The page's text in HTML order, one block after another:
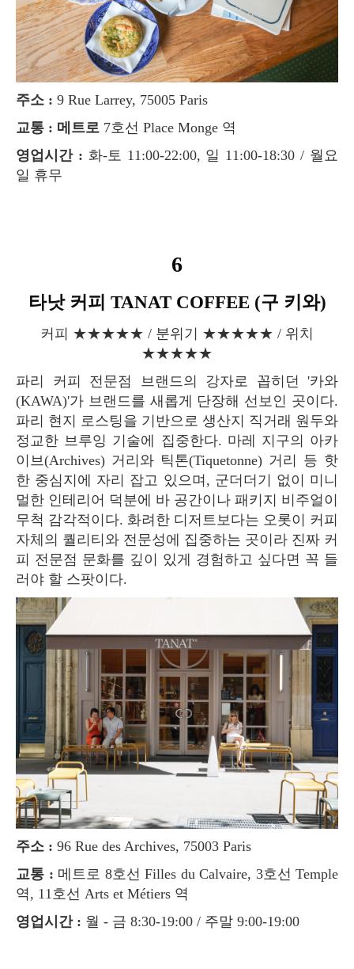
주소 : 9 Rue Larrey, 75005 Paris
교통 : 메트로 7호선 Place Monge 역
영업시간 : 화-토 11:00-22:00, 일 11:00-18:30 / 월요
일 휴무
6
타낫 커피 TANAT COFFEE (구 키와)
커피 ★★★★★ / 분위기 ★★★★★ / 위치
★★★★★
파리 커피 전문점 브랜드의 강자로 꼽히던 '카와
(KAWA)'가 브랜드를 새롭게 단장해 선보인 곳이다.
파리 현지 로스팅을 기반으로 생산지 직거래 원두와
정교한 브루잉 기술에 집중한다. 마레 지구의 아카
이브(Archives) 거리와 틱톤(Tiquetonne) 거리 등 핫
한 중심지에 자리 잡고 있으며, 군더더기 없이 미니
멀한 인테리어 덕분에 바 공간이나 패키지 비주얼이
무척 감각적이다. 화려한 디저트보다는 오롯이 커피
자체의 퀄리티와 전문성에 집중하는 곳이라 진짜 커
피 전문점 문화를 깊이 있게 경험하고 싶다면 꼭 들
러야 할 스팟이다.
주소 : 96 Rue des Archives, 75003 Paris
교통 : 메트로 8호선 Filles du Calvaire, 3호선 Temple
역, 11호선 Arts et Métiers 역
영업시간 : 월 - 금 8:30-19:00 / 주말 9:00-19:00